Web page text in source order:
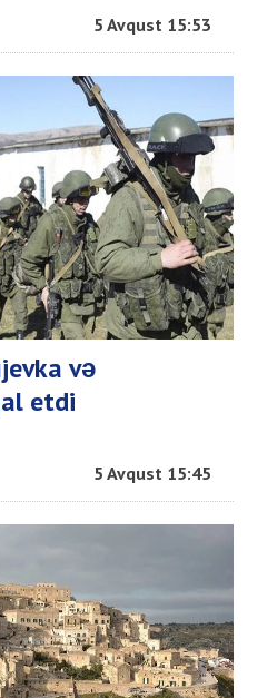
5 Avqust 15:53
və
etdi
5 Avqust 15:45